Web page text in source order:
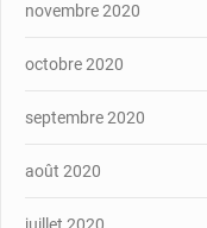
novembre 2020
octobre 2020
septembre 2020
août 2020